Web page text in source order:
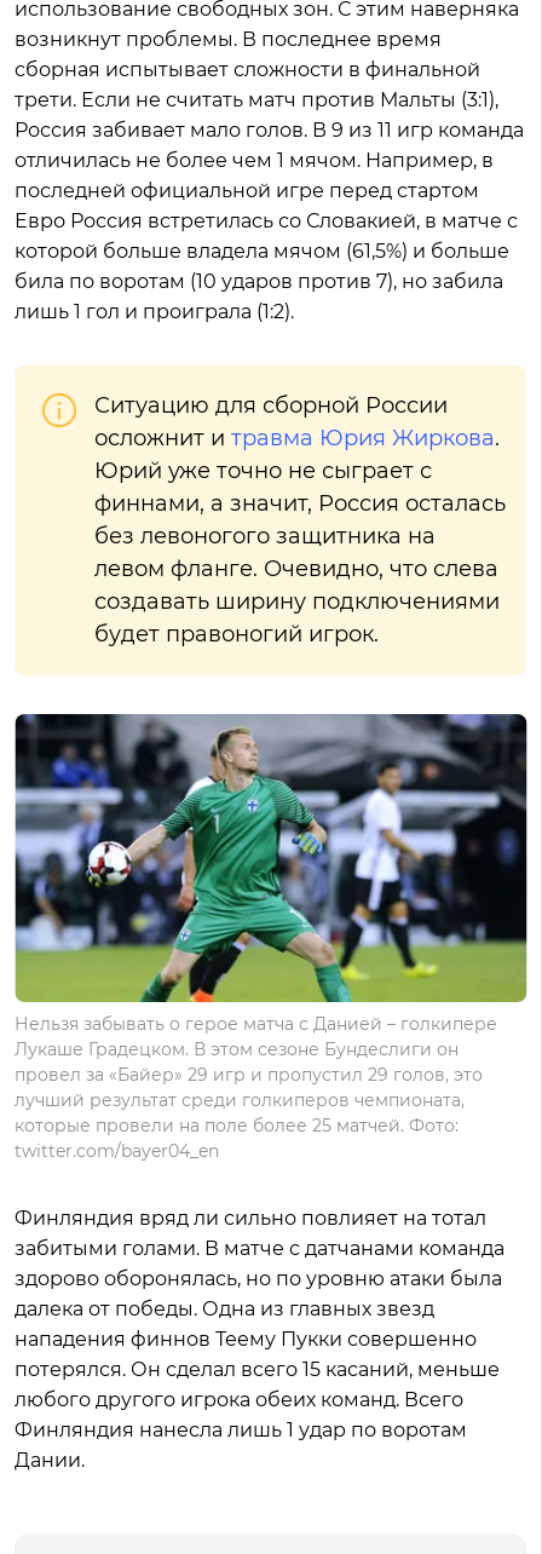
использование свободных зон. С этим наверняка
возникнут проблемы. В последнее время
сборная испытывает сложности в финальной
трети. Если не считать матч против Мальты (3:1),
Россия забивает мало голов. В 9 из 11 игр команда
отличилась не более чем 1 мячом. Например, в
последней официальной игре перед стартом
Евро Россия встретилась со Словакией, в матче с
которой больше владела мячом (61,5%) и больше
била по воротам (10 ударов против 7), но забила
лишь 1 гол и проиграла (1:2).
Ситуацию для сборной России
осложнит и травма Юрия Жиркова.
Юрий уже точно не сыграет с
финнами, а значит, Россия осталась
без левоногого защитника на
левом фланге. Очевидно, что слева
создавать ширину подключениями
будет правоногий игрок.
Нельзя забывать о герое матча с Данией – голкипере
Лукаше Градецком. В этом сезоне Бундеслиги он
провел за «Байер» 29 игр и пропустил 29 голов, это
лучший результат среди голкиперов чемпионата,
которые провели на поле более 25 матчей. Фото:
twitter.com/bayer04_en
Финляндия вряд ли сильно повлияет на тотал
забитыми голами. В матче с датчанами команда
здорово оборонялась, но по уровню атаки была
далека от победы. Одна из главных звезд
нападения финнов Теему Пукки совершенно
потерялся. Он сделал всего 15 касаний, меньше
любого другого игрока обеих команд. Всего
Финляндия нанесла лишь 1 удар по воротам
Дании.